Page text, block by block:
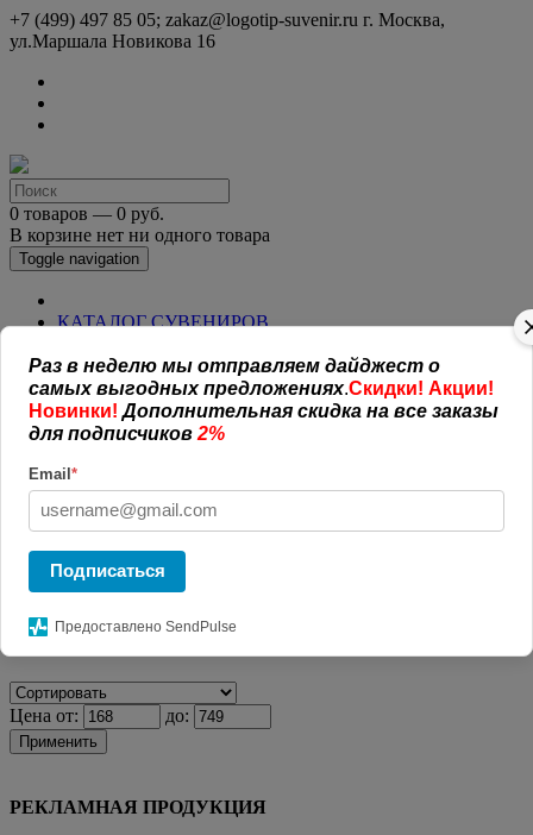
+7 (499) 497 85 05; zakaz@logotip-suvenir.ru г. Москва,
ул.Маршала Новикова 16
0 товаров — 0 руб.
В корзине нет ни одного товара
Toggle navigation
КАТАЛОГ СУВЕНИРОВ
Рекламная полиграфия
Оплата и доставка
Открытая информация
СОГЛАШЕНИЕ (ОФЕРТА )
Наши работы
Новости
Обратная связь
ГлавнаяКАТАЛОГ СУВЕНИРОВ
логотипом.Бизнес блокноты
синий
Цена от: до:
Применить
РЕКЛАМНАЯ ПРОДУКЦИЯ
Раз в неделю мы отправляем дайджест о
самых выгодных предложениях.Скидки! Акции!
Новинки!Дополнительная скидка на все заказы
для подписчиков 2%
Email *
Подписаться
Предоставлено SendPulse